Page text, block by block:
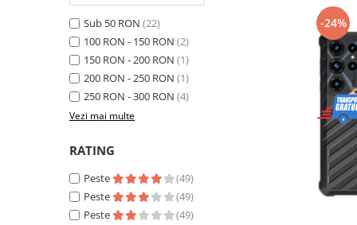
Telefoane mobile Realme
Telefoane mobile ZTE Nubia
Telefoane mobile ALTE BRANDURI
Tablete PC, mini PC si laptopuri
Tablete PC
Tablete pc cu proiector video
Laptop-uri
Monitoare pc
Sub 50 RON (22)
100 RON - 150 RON (2)
150 RON - 200 RON (1)
200 RON - 250 RON (1)
250 RON - 300 RON (4)
Vezi mai multe
RATING
Peste
(49)
Peste
(49)
Peste
(49)
-24%